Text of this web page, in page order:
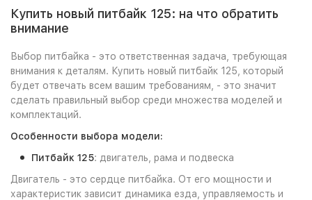
Купить новый питбайк 125: на что обратить
внимание
Выбор питбайка - это ответственная задача, требующая
внимания к деталям. Купить новый питбайк 125, который
будет отвечать всем вашим требованиям, - это значит
сделать правильный выбор среди множества моделей и
комплектаций.
Особенности выбора модели:
Питбайк 125: двигатель, рама и подвеска
Двигатель - это сердце питбайка. От его мощности и
характеристик зависит динамика езда, управляемость и